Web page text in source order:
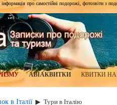
про самостійні подорожі, фотозвіти з
АВІАКВИТКИ КВИТКИ
в Італії ▶ Тури в Італію